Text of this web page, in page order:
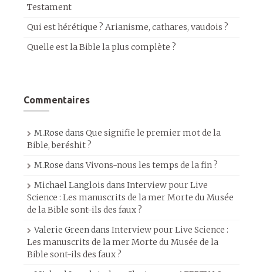
Testament
Qui est hérétique ? Arianisme, cathares, vaudois ?
Quelle est la Bible la plus complète ?
Commentaires
M.Rose dans Que signifie le premier mot de la
Bible, beréshit ?
M.Rose dansVivons-nous les temps de la fin ?
Michael Langlois dans Interview pour Live
Science : Les manuscrits de la mer Morte du Musée
de la Bible sont-ils des faux ?
Valerie Greendans Interview pour Live Science :
Les manuscrits de la mer Morte du Musée de la
Bible sont-ils des faux ?